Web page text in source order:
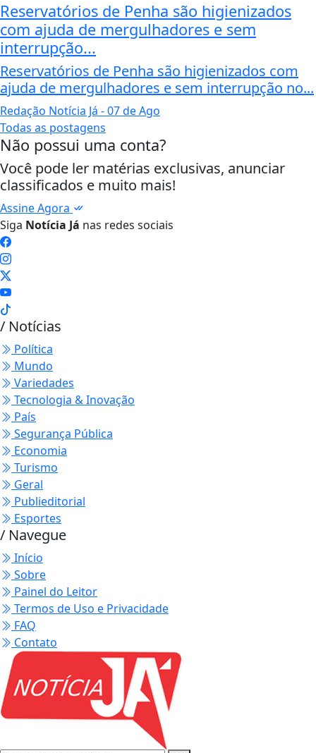
Reservatórios de Penha são higienizados
com ajuda de mergulhadores e sem
interrupção...
Reservatórios de Penha são higienizados com
ajuda de mergulhadores e sem interrupção no...
Redação Notícia Já - 07 de Ago
Todas as postagens
Não possui uma conta?
Você pode ler matérias exclusivas, anunciar
classificados e muito mais!
Assine Agora
Siga Notícia Já nas redes sociais
/ Notícias
Política
Mundo
Variedades
Tecnologia & Inovação
País
Segurança Pública
Economia
Turismo
Geral
Publieditorial
Esportes
/ Navegue
Início
Sobre
Painel do Leitor
Termos de Uso e Privacidade
FAQ
Contato